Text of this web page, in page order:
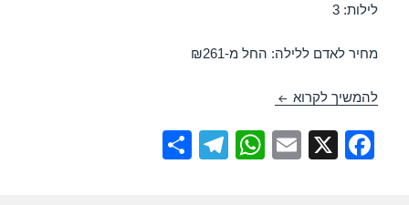
לילות: 3
מחיר לאדם ללילה: החל מ-₪261
להמשיך לקרוא חופשה במלון רימונים – אילת 15/04/2018
F
X
E
W
T